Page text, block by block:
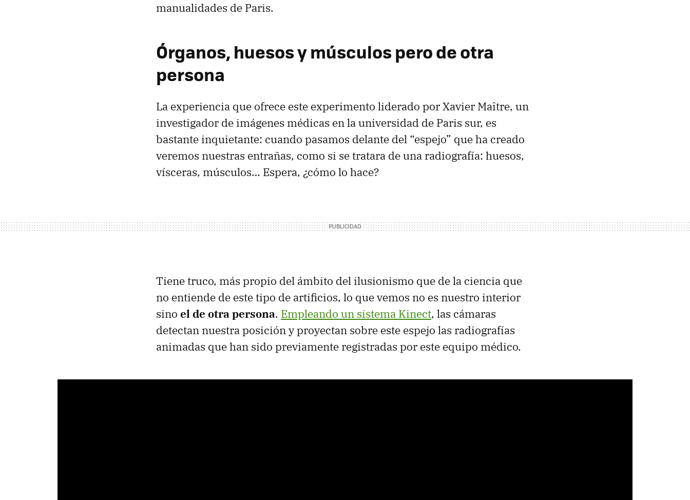
manualidades de Paris.
Órganos, huesos y músculos pero de otra
persona
La experiencia que ofrece este experimento liderado por Xavier Maître, un
investigador de imágenes médicas en la universidad de Paris sur, es
bastante inquietante: cuando pasamos delante del “espejo” que ha creado
veremos nuestras entrañas, como si se tratara de una radiografía: huesos,
vísceras, músculos… Espera, ¿cómo lo hace?
Tiene truco, más propio del ámbito del ilusionismo que de la ciencia que
no entiende de este tipo de artificios, lo que vemos no es nuestro interior
sino el de otra persona. Empleando un sistema Kinect, las cámaras
detectan nuestra posición y proyectan sobre este espejo las radiografías
animadas que han sido previamente registradas por este equipo médico.